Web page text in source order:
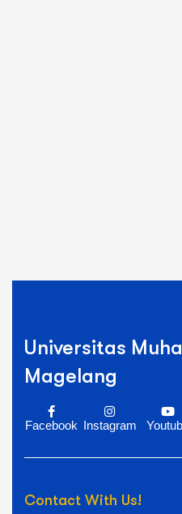
Universitas
Magelang
Facebook Instagram
Contact With Us!